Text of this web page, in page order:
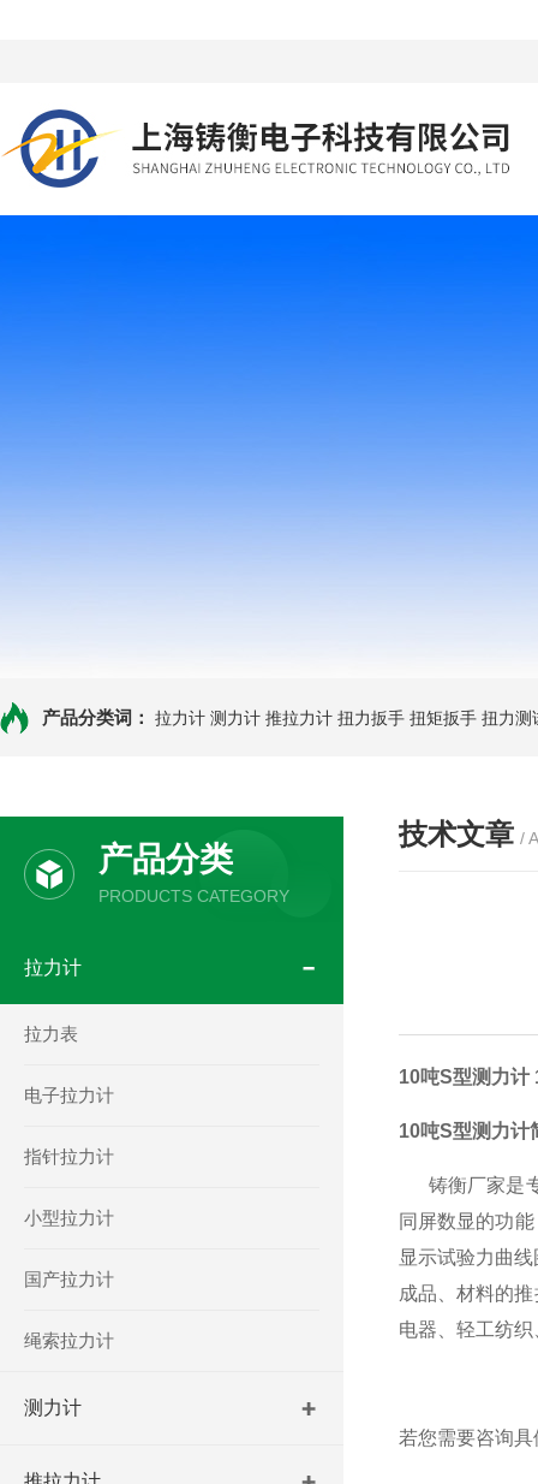
产品分类词： 拉力计 测力计 推拉力计 扭力扳手 扭矩扳手 扭力测
产品分类
PRODUCTS CATEGORY
拉力计
拉力表
电子拉力计
指针拉力计
小型拉力计
国产拉力计
绳索拉力计
测力计
技术文章 /
10吨S型测力计
10吨S型测力计
铸衡厂家是
同屏数显的功能
显示试验力曲
成品、材料的
电器、轻工纺
若您需要咨询